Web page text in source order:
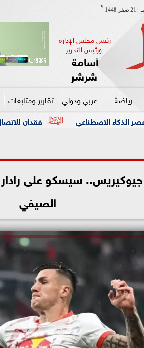
21 صفر 1448
هـ
رئيس مجلس الإدارة
ورئيس التحرير
أسامة
شرشر
رياضة عربي ودولي تقارير ومتابعات
فقدان للاتصال والبيت الأبيض
سيسكو على رادار
الصيفي